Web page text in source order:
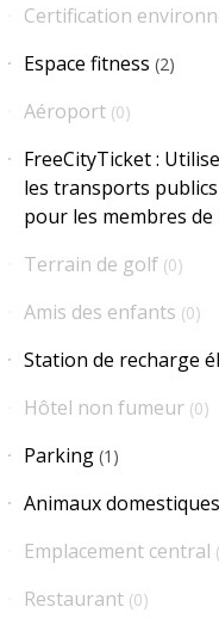
Certification
Espace fitness (2)
Aéroport (0)
FreeCityTicket :
les transports
pour les membres de
Terrain de golf (0)
Amis des enfants (0)
Station de recharge
Hôtel non fumeur (0)
Parking (1 )
Animaux
Emplacement central (
Restaurant (0)